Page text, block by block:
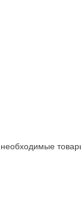
необходимые